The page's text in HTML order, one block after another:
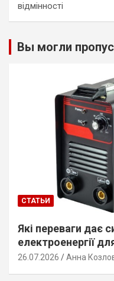
відмінності
Вы могли
СТАТЬИ
Які переваги дає
електроенергії
26.07.2026 Анна